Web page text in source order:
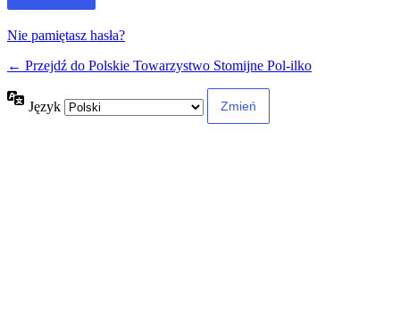
Nie pamiętasz hasła?
← Przejdź do Polskie Towarzystwo Stomijne Pol-ilko
Język